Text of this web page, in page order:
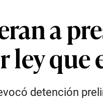
a
ley
detención